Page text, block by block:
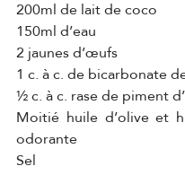
200ml de lait de coco
150ml d’eau
2 jaunes d’œufs
1 c. à c. de bicarbonate
½ c. à c. rase de piment
Moitié huile d’olive et
odorante
Sel